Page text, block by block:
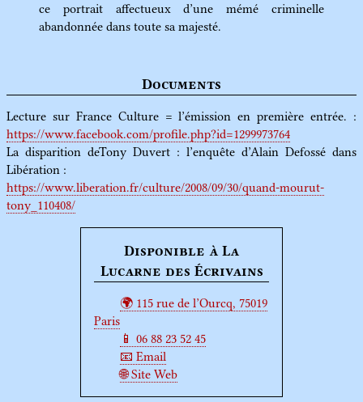
ce portrait affectueux d’une mémé criminelle
abandonnée dans toute sa majesté.
Documents
Lecture sur France Culture = l’émission en première entrée. :
https://www.facebook.com/profile.php?id=1299973764
La disparition deTony Duvert : l’enquête d’Alain Defossé dans
Libération :
https://www.liberation.fr/culture/2008/09/30/quand-mourut-
tony_110408/
Disponible à La
Lucarne des Écrivains
115 rue de l’Ourcq, 75019
Paris
06 88 23 52 45
Email
Site Web